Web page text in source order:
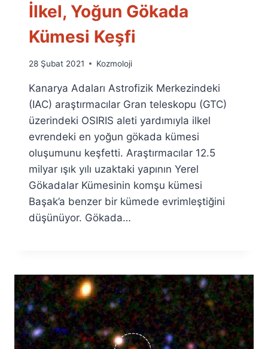
İlkel, Yoğun Gökada
Kümesi Keşfi
By
Fuat
Özyar
28 Şubat 2021 Kozmoloji
Kanarya Adaları Astrofizik Merkezindeki
(IAC) araştırmacılar Gran teleskopu (GTC)
üzerindeki OSIRIS aleti yardımıyla ilkel
evrendeki en yoğun gökada kümesi
oluşumunu keşfetti. Araştırmacılar 12.5
milyar ışık yılı uzaktaki yapının Yerel
Gökadalar Kümesinin komşu kümesi
Başak’a benzer bir kümede evrimleştiğini
düşünüyor. Gökada…